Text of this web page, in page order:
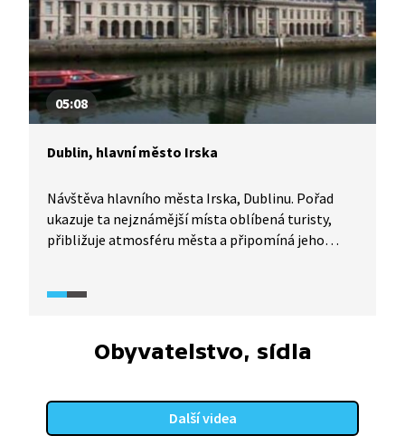
05:08
Dublin, hlavní město Irska
Návštěva hlavního města Irska, Dublinu. Pořad
ukazuje ta nejznámější místa oblíbená turisty,
přibližuje atmosféru města a připomíná jeho
Obyvatelstvo, sídla
Další videa